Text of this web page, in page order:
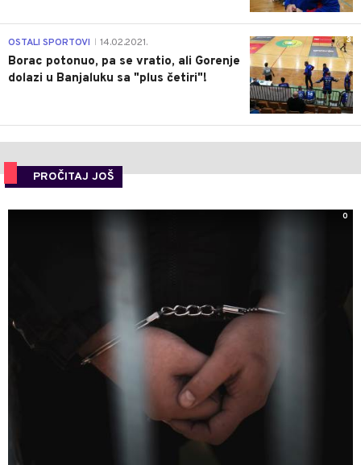
3
OSTALI SPORTOVI 14.02.2021.
Borac potonuo, pa se vratio, ali Gorenje
dolazi u Banjaluku sa "plus četiri"!
PROČITAJ JOŠ
0